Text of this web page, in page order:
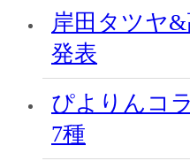
岸田タツヤ
発表
ぴよりんコ
7種